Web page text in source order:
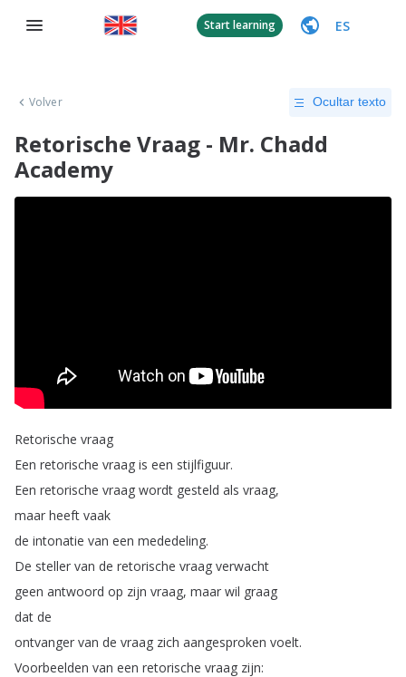
Start learning ES
Volver Ocultar texto
Retorische Vraag - Mr. Chadd
Academy
Retorische vraag
Een retorische vraag is een stijlfiguur.
Een retorische vraag wordt gesteld als vraag,
maar heeft vaak
de intonatie van een mededeling.
De steller van de retorische vraag verwacht
geen antwoord op zijn vraag, maar wil graag
dat de
ontvanger van de vraag zich aangesproken voelt.
Voorbeelden van een retorische vraag zijn: